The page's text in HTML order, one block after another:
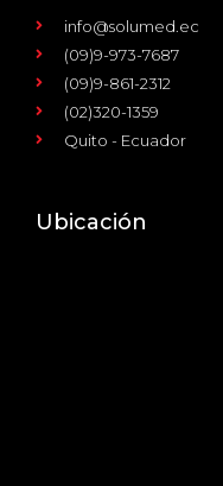
info@solumed.ec
(09)9-973-7687
(09)9-861-2312
(02)320-1359
Quito - Ecuador
Ubicación